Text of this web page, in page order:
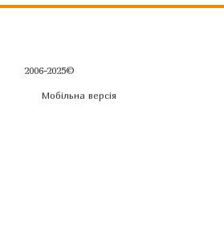
2006-2025©
Мобільна версія